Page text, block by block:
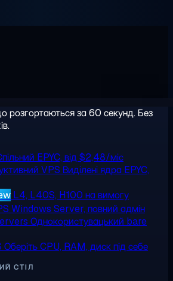
розгортаються за 60 секунд. Без
EPYC, від $2,48/міс
VPS Виділені ядра EPYC,
L4, L40S, H100 на вимогу
Windows Server, повний адмін
Однокористувацький bare
Оберіть CPU, RAM, диск під себе
СТІЛ